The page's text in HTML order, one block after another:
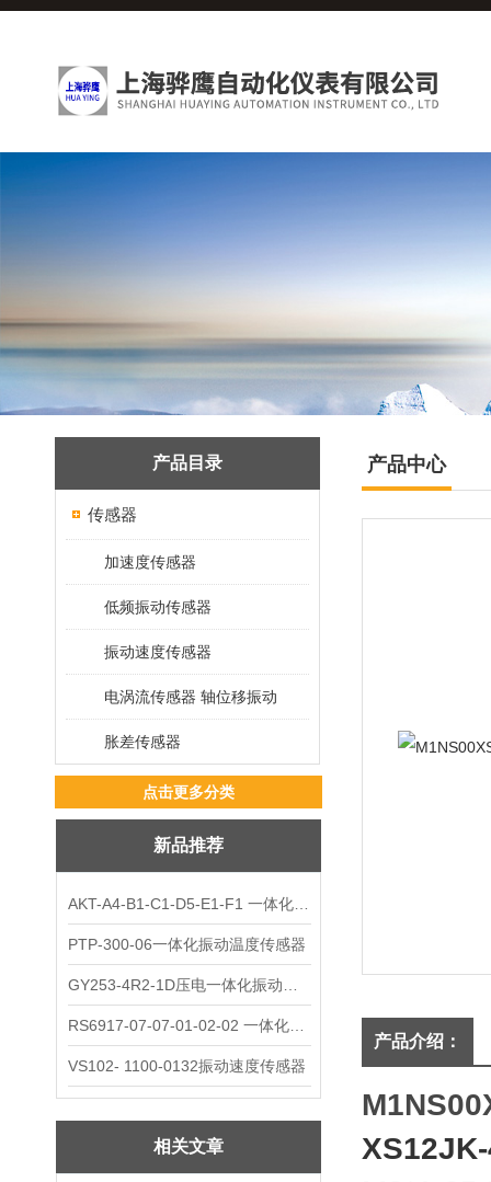
产品目录
传感器
加速度传感器
低频振动传感器
振动速度传感器
电涡流传感器 轴位移振动
胀差传感器
点击更多分类
新品推荐
PTP-300-06一体化振动温度传感器
VS102- 1100-0132振动速度传感器
相关文章
产品中心
产品介绍：